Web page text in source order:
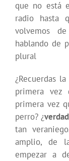
que no está
radio hasta
volvemos
hablando de
plural
¿Recuerdas
primera vez
primera vez
perro? ¿
tan
amplio, de
empezar a